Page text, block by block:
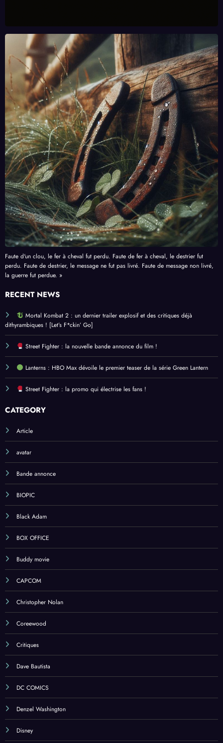
Faute d'un clou, le fer à cheval fut perdu. Faute de fer à cheval, le destrier fut
perdu. Faute de destrier, le message ne fut pas livré. Faute de message non livré,
la guerre fut perdue. »
RECENT NEWS
Mortal Kombat 2 : un dernier trailer explosif et des critiques déjà
dithyrambiques ! [Let’s F*ckin’ Go]
Street Fighter : la nouvelle bande annonce du film !
Lanterns : HBO Max dévoile le premier teaser de la série Green Lantern
Street Fighter : la promo qui électrise les fans !
CATEGORY
Article
avatar
Bande annonce
BIOPIC
Black Adam
BOX OFFICE
Buddy movie
CAPCOM
Christopher Nolan
Coreewood
Critiques
Dave Bautista
DC COMICS
Denzel Washington
Disney